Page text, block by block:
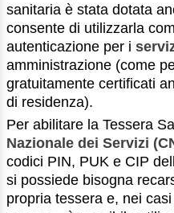
sanitaria è stata dotata
consente di utilizzarla
autenticazione per i
amministrazione (come
gratuitamente certificati
di residenza).
Per abilitare la Tessera
Nazionale dei Servizi
codici PIN, PUK e CIP
si possiede bisogna
propria tessera e, nei